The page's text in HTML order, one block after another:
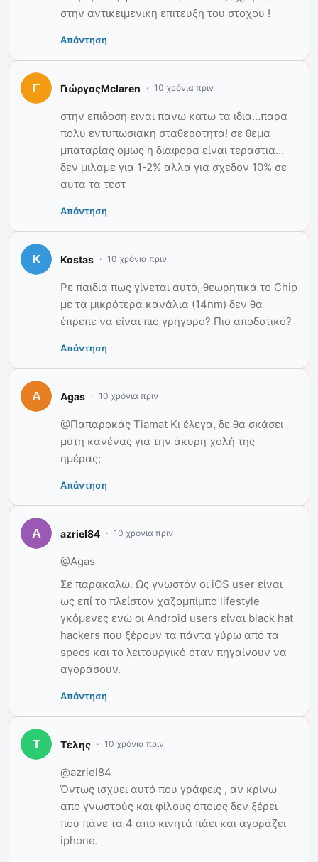
στην αντικειμενικη επιτευξη του στοχου !
Απάντηση
ΓιώργοςMclaren 10 χρόνια πριν
στην επιδοση ειναι πανω κατω τα ιδια…παρα
πολυ εντυπωσιακη σταθεροτητα! σε θεμα
μπαταρίας ομως η διαφορα είναι τεραστια…
δεν μιλαμε για 1-2% αλλα για σχεδον 10% σε
αυτα τα τεστ
Απάντηση
Kostas 10 χρόνια πριν
Ρε παιδιά πως γίνεται αυτό, θεωρητικά το Chip
με τα μικρότερα κανάλια (14nm) δεν θα
έπρεπε να είναι πιο γρήγορο? Πιο αποδοτικό?
Απάντηση
Agas 10 χρόνια πριν
@Παπαροκάς Tiamat Κι έλεγα, δε θα σκάσει
μύτη κανένας για την άκυρη χολή της
ημέρας;
Απάντηση
azriel84 10 χρόνια πριν
@Agas
Σε παρακαλώ. Ως γνωστόν οι iOS user είναι
ως επί το πλείστον χαζομπίμπο lifestyle
γκόμενες ενώ οι Android users είναι black hat
hackers που ξέρουν τα πάντα γύρω από τα
specs και το λειτουργικό όταν πηγαίνουν να
αγοράσουν.
Απάντηση
Τέλης 10 χρόνια πριν
@azriel84
Όντως ισχύει αυτό που γράφεις , αν κρίνω
απο γνωστούς και φίλους όποιος δεν ξέρει
που πάνε τα 4 απο κινητά πάει και αγοράζει
iphone.